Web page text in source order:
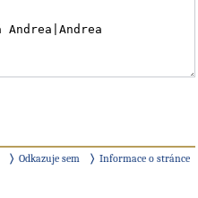
Odkazuje sem Informace o stránce